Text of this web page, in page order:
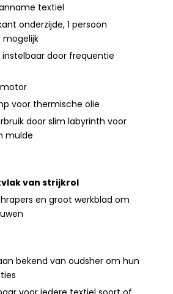
textiel
onderzijde, 1 persoon
mogelijk
instelbaar door frequentie
voor thermische olie
door slim labyrinth voor
mulde
van strijkrol
en groot werkblad om
bekend van oudsher om hun